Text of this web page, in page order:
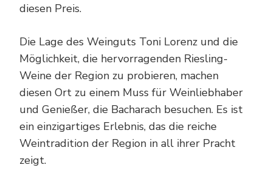
diesen Preis.
Die Lage des Weinguts Toni Lorenz und die
Möglichkeit, die hervorragenden Riesling-
Weine der Region zu probieren, machen
diesen Ort zu einem Muss für Weinliebhaber
und Genießer, die Bacharach besuchen. Es ist
ein einzigartiges Erlebnis, das die reiche
Weintradition der Region in all ihrer Pracht
zeigt.